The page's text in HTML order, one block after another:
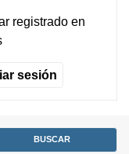
registradoen
sesión